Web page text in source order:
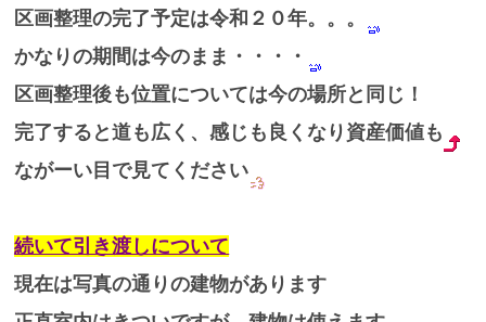
区画整理の完了予定は令和２０年。。。
かなりの期間は今のまま・・・・
区画整理後も位置については今の場所と同じ！
完了すると道も広く、感じも良くなり資産価値も
ながーい目で見てください
続いて引き渡しについて
現在は写真の通りの建物があります